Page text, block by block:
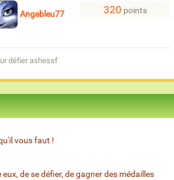
Angebleu77 320 points
défier ashessf
vous faut !
de se défier, de gagner des médailles